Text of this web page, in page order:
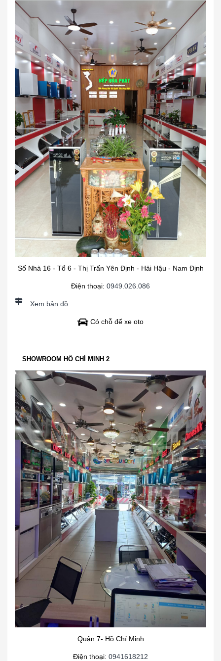
Số Nhà 16 - Tổ 6 - Thị Trấn Yên Định - Hải Hậu - Nam Định
Điện thoại: 0949.026.086
Xem bản đồ
Có chỗ để xe oto
SHOWROOM HỒ CHÍ MINH 2
Quận 7- Hồ Chí Minh
Điện thoại: 0941618212